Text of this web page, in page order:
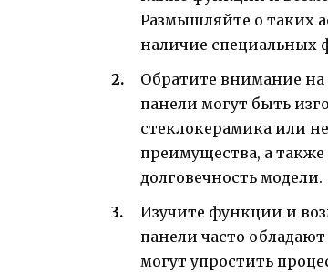
Размышляйте о таких
наличие специальных
Обратите внимание
панели могут быть
стеклокерамика или
преимущества, а
долговечность модели.
Изучите функции и
панели часто
могут упростить